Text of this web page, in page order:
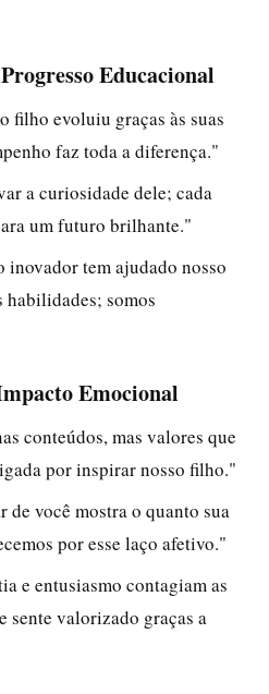
Educacional
filho evoluiu graças às suas
faz toda a diferença."
a curiosidade dele; cada
um futuro brilhante."
inovador tem ajudado nosso
somos
Emocional
conteúdos, mas valores que
por inspirar nosso filho."
de você mostra o quanto sua
por esse laço afetivo."
e entusiasmo contagiam as
sente valorizado graças a